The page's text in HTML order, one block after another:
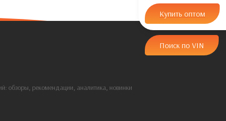
обзоры, рекомендации, аналитика, новинки
Купить оптом
Поиск по VIN